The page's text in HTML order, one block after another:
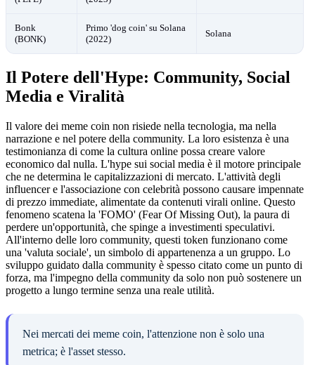
Bonk
(BONK)
Primo 'dog coin' su Solana
(2022)
Solana
Il Potere dell'Hype: Community, Social
Media e Viralità
Il valore dei meme coin non risiede nella tecnologia, ma nella
narrazione e nel potere della community. La loro esistenza è una
testimonianza di come la cultura online possa creare valore
economico dal nulla. L'hype sui social media è il motore principale
che ne determina le capitalizzazioni di mercato. L'attività degli
influencer e l'associazione con celebrità possono causare impennate
di prezzo immediate, alimentate da contenuti virali online. Questo
fenomeno scatena la 'FOMO' (Fear Of Missing Out), la paura di
perdere un'opportunità, che spinge a investimenti speculativi.
All'interno delle loro community, questi token funzionano come
una 'valuta sociale', un simbolo di appartenenza a un gruppo. Lo
sviluppo guidato dalla community è spesso citato come un punto di
forza, ma l'impegno della community da solo non può sostenere un
progetto a lungo termine senza una reale utilità.
Nei mercati dei meme coin, l'attenzione non è solo una
metrica; è l'asset stesso.